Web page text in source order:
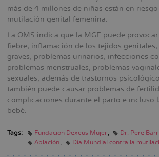
más de 4 millones de niñas están en
mutilación genital femenina.
La OMS indica que la MGF puede
fiebre, inflamación de los tejidos genitales,
graves, problemas urinarios, infecciones
problemas menstruales, problemas
sexuales, además de trastornos
también puede causar problemas de
complicaciones durante el parto e incluso
bebé.
Tags: Fundación Dexeus Mujer
Dr. Pere
Ablación
Día Mundial contra la